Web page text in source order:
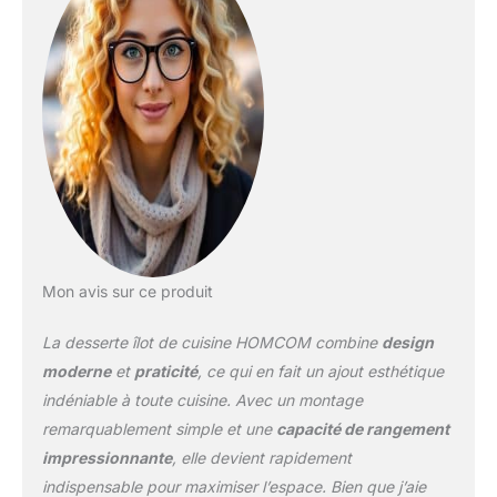
réglable en hauteur :
idéal pour s'adapter aux
différentes tailles des
ustensiles ou petits
électroménagers que
vous souhaitez y ranger
CONCEPTION,
FABRICATION DE
QUALITÉ : MDF et
panneaux de particules
pour un usage pérenne
FINITION : Poignées
boutons de tiroirs,
charnières de portes
robustes, 4 roulettes
lisses avec 2 freins
Mon avis sur ce produit
La desserte îlot de cuisine HOMCOM combine design
moderneet praticité, ce qui en fait un ajout esthétique
indéniable à toute cuisine. Avec un montage
remarquablement simple et une capacité de rangement
impressionnante, elle devient rapidement
indispensable pour maximiser l’espace. Bien que j’aie